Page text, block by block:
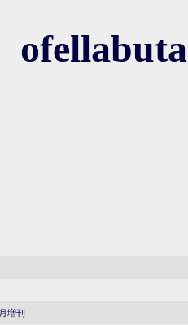
ofellabuta
増刊